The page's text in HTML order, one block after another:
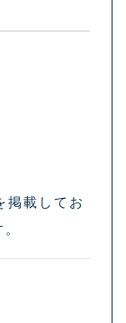
掲載してお